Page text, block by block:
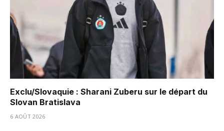
Exclu/Slovaquie : Sharani Zuberu sur le départ du
Slovan Bratislava
6 AOÛT 2026